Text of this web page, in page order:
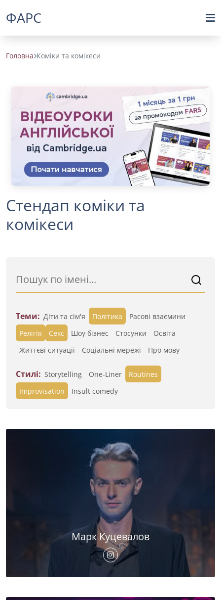
ФАРС
Головна Коміки та комікеси
Стендап коміки та
комікеси
Теми: Діти та сім'я Політика
Расові взаємини
Релігія
Секс Шоу бізнес Стосунки
Освіта
Життєві ситуації
Cоціальні мережі Про мову
Стилі: Storytelling One-Liner
Routines
Improvisation
Insult comedy
Марк Куцевалов